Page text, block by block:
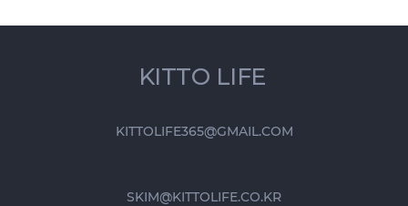
KITTO LIFE
KITTOLIFE365@GMAIL.COM
SKIM@KITTOLIFE.CO.KR